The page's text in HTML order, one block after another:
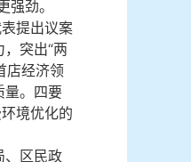
劲。
提出议案
突出“两
店经济领
量。四要
境优化的
、区民政